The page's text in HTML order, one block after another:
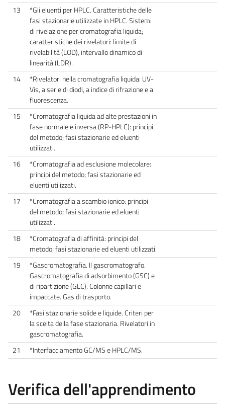
13
*Gli eluenti per HPLC. Caratteristiche delle
fasi stazionarie utilizzate in HPLC. Sistemi
di rivelazione per cromatografia liquida;
caratteristiche dei rivelatori: limite di
rivelabilità (LOD), intervallo dinamico di
linearità (LDR).
14
*Rivelatori nella cromatografia liquida: UV-
Vis, a serie di diodi, a indice di rifrazione e a
fluorescenza.
15
*Cromatografia liquida ad alte prestazioni in
fase normale e inversa (RP-HPLC): principi
del metodo; fasi stazionarie ed eluenti
utilizzati.
16
*Cromatografia ad esclusione molecolare:
principi del metodo; fasi stazionarie ed
eluenti utilizzati.
17
*Cromatografia a scambio ionico: principi
del metodo; fasi stazionarie ed eluenti
utilizzati.
18
*Cromatografia di affinità: principi del
metodo; fasi stazionarie ed eluenti utilizzati.
19
*Gascromatografia. Il gascromatografo.
Gascromatografia di adsorbimento (GSC) e
di ripartizione (GLC). Colonne capillari e
impaccate. Gas di trasporto.
20
*Fasi stazionarie solide e liquide. Criteri per
la scelta della fase stazionaria. Rivelatori in
gascromatografia.
21
*Interfacciamento GC/MS e HPLC/MS.
Verifica dell'apprendimento